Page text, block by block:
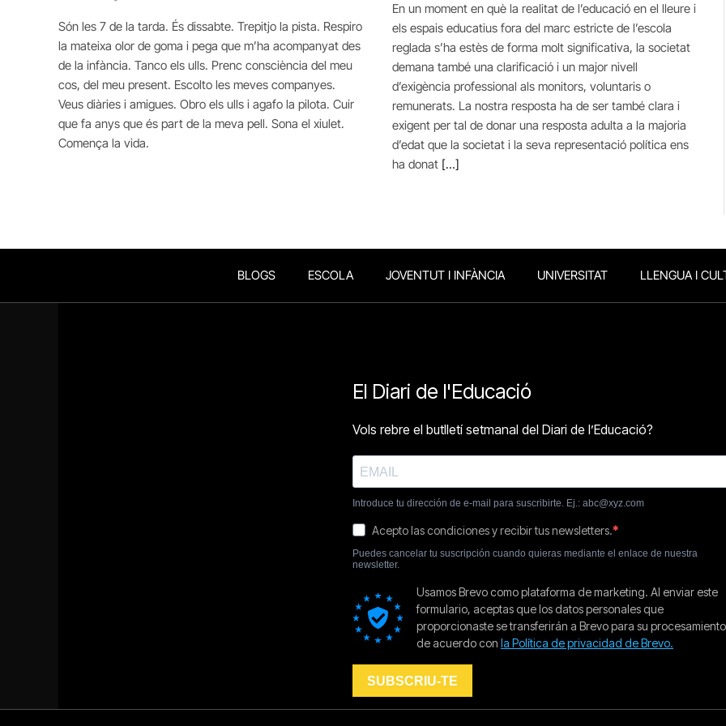
Són les 7 de la tarda. És dissabte. Trepitjo la pista. Respiro
la mateixa olor de goma i pega que m’ha acompanyat des
de la infància. Tanco els ulls. Prenc consciència del meu
cos, del meu present. Escolto les meves companyes.
Veus diàries i amigues. Obro els ulls i agafo la pilota. Cuir
que fa anys que és part de la meva pell. Sona el xiulet.
Comença la vida.
En un moment en què la realitat de l’educació en el lleure i
els espais educatius fora del marc estricte de l’escola
reglada s’ha estès de forma molt significativa, la societat
demana també una clarificació i un major nivell
d’exigència professional als monitors, voluntaris o
remunerats. La nostra resposta ha de ser també clara i
exigent per tal de donar una resposta adulta a la majoria
d’edat que la societat i la seva representació política ens
ha donat […]
BLOGS ESCOLA JOVENTUT I INFÀNCIA UNIVERSITAT LLENGUA I